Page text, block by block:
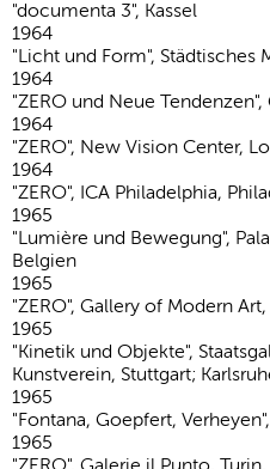
"documenta 3", Kassel
1964
"Licht und Form", Städtisches
1964
"ZERO und Neue
1964
"ZERO", New Vision Center,
1964
"ZERO", ICA Philadelphia,
1965
"Lumière und Bewegung",
Belgien
1965
"ZERO", Gallery of Modern
1965
"Kinetik und Objekte",
Kunstverein, Stuttgart;
1965
"Fontana, Goepfert,
1965